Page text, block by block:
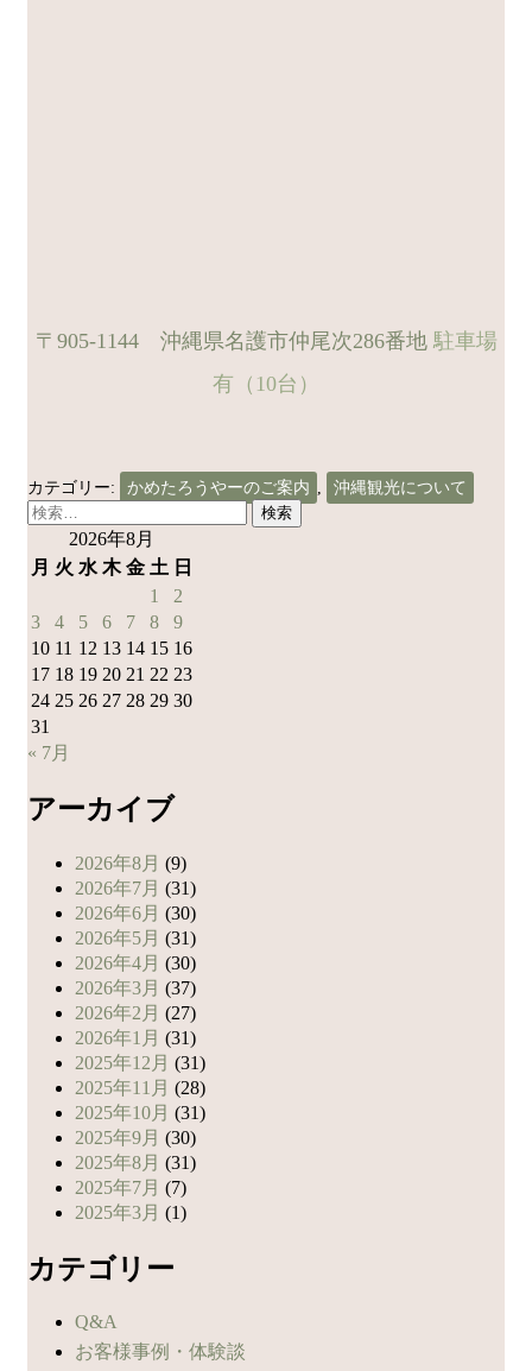
〒905-1144 沖縄県名護市仲尾次286番地駐車場
有（10台）
カテゴリー: かめたろうやーのご案内 沖縄観光について
検
2026年8月
月 火 水 木 金 土 日
1
2
3
4 5 6 7 8
9
10 11 12 13 14 15 16
17 18 19 20 21 22 23
24 25 26 27 28 29 30
31
« 7月
アーカイブ
2026年8月 (9)
2026年7月 (31)
2026年6月 (30)
2026年5月 (31)
2026年4月 (30)
2026年3月 (37)
2026年2月 (27)
2026年1月 (31)
2025年12月 (31)
2025年11月 (28)
2025年10月 (31)
2025年9月 (30)
2025年8月 (31)
2025年7月 (7)
2025年3月 (1)
カテゴリー
Q&A
お客様事例・体験談